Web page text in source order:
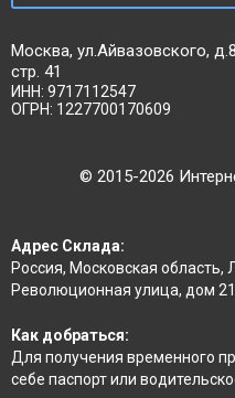
Адрес Склада:
Россия, Московская область,
Революционная улица, дом
Как добраться:
Для получения временного
себе паспорт или
Москва, ул.Айвазовского,
стр. 41
ИНН: 9717112547
ОГРН: 1227700170609
© 2015-2026